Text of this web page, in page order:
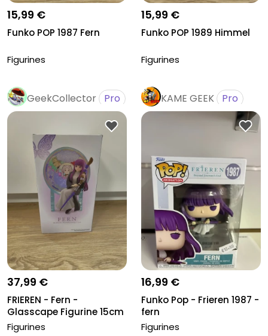
15,99 €
Funko POP 1987 Fern
Figurines
15,99 €
Funko POP 1989 Himmel
Figurines
GeekCollector Pro
37,99 €
FRIEREN - Fern -
Glasscape Figurine 15cm
Figurines
KAME GEEK Pro
16,99 €
Funko Pop - Frieren 1987 -
fern
Figurines